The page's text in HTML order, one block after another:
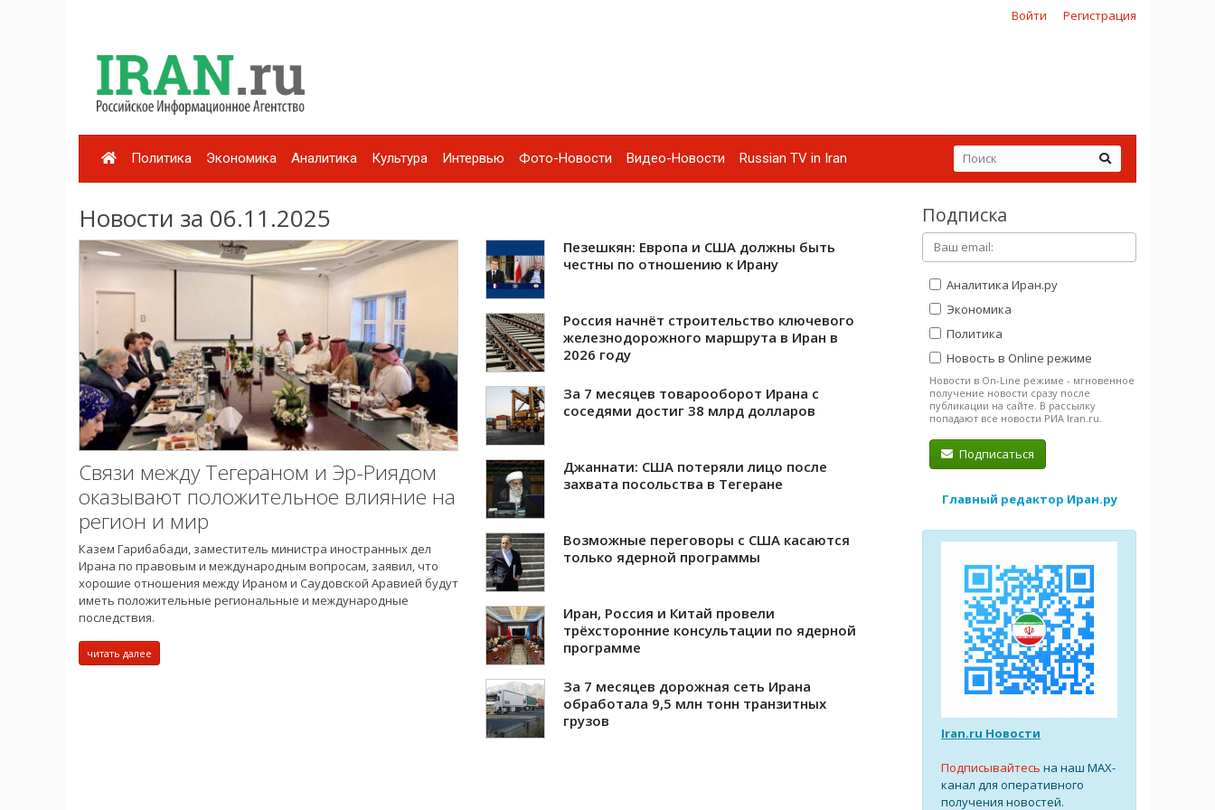
Войти Регистрация
Политика Экономика Аналитика Культура Интервью Фото-Новости Видео-Новости Russian TV in Iran
Новости за 06.11.2025
Связи между Тегераном и Эр-Риядом
оказывают положительное влияние на
регион и мир
Казем Гарибабади, заместитель министра иностранных дел
Ирана по правовым и международным вопросам, заявил, что
хорошие отношения между Ираном и Саудовской Аравией будут
иметь положительные региональные и международные
последствия.
читать далее
Пезешкян: Европа и США должны быть
честны по отношению к Ирану
Россия начнёт строительство ключевого
железнодорожного маршрута в Иран в
2026 году
За 7 месяцев товарооборот Ирана с
соседями достиг 38 млрд долларов
Джаннати: США потеряли лицо после
захвата посольства в Тегеране
Возможные переговоры с США касаются
только ядерной программы
Иран, Россия и Китай провели
трёхсторонние консультации по ядерной
программе
За 7 месяцев дорожная сеть Ирана
обработала 9,5 млн тонн транзитных
грузов
Подписка
Аналитика Иран.ру
Экономика
Политика
Новость в Online режиме
Новости в On-Line режиме - мгновенное
получение новости сразу после
публикации на сайте. В рассылку
попадают все новости РИА Iran.ru.
Подписаться
Главный редактор Иран.ру
Iran.ru Новости
Подписывайтесь на наш MAX-
канал для оперативного
получения новостей.